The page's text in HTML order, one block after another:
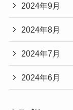
2024年9月
2024年8月
2024年7月
2024年6月